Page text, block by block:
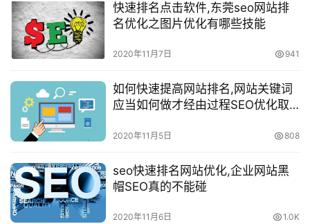
快速排名点击软件,东莞seo网站排
名优化之图片优化有哪些技能
2020年11月7日 941
如何快速提高网站排名,网站关键词
应当如何做才经由过程SEO优化取
2020年11月5日 808
seo快速排名网站优化,企业网站黑
帽SEO真的不能碰
2020年11月6日 1.0K